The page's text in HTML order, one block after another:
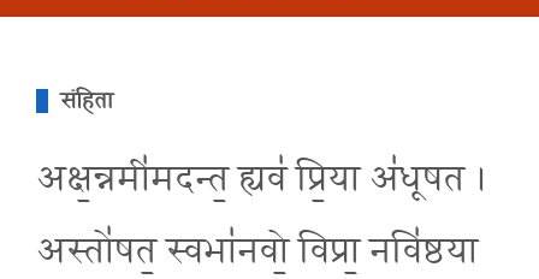
संहिता
अक्ष॒न्नमी॑मदन्त॒ ह्यव॑ प्रि॒या अ॑धूषत ।
अस्तो॑षत॒ स्वभा॑नवो॒ विप्रा॒ नवि॑ष्ठया